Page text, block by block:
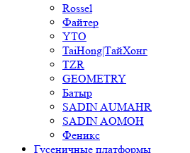
Rossel
Файтер
YTO
TaiHong|ТайХонг
TZR
GEOMETRY
Батыр
SADIN AUMAHR
SADIN AOMOH
Феникс
Гусеничные платформы